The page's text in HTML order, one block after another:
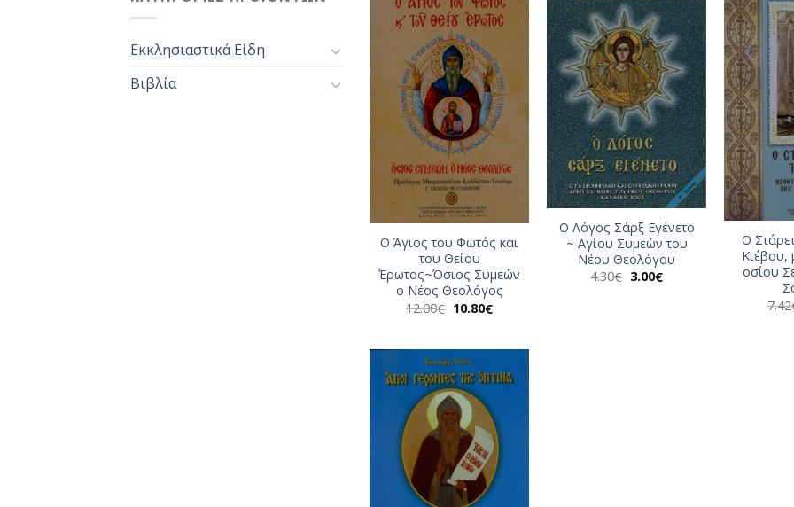
Εκκλησιαστικά Είδη
Βιβλία
Ο Άγιος του Φωτός και
του Θείου
Έρωτος~Όσιος Συμεών
ο Νέος Θεολόγος
12.00€ Original
10.80€Η
τρέχουσα
Ο Λόγος Σάρξ Εγένετο
~ Αγίου Συμεών του
Νέου Θεολόγου
4.30€ Original
3.00€Η
Ο
Κιέβου,
οσίου
7.42